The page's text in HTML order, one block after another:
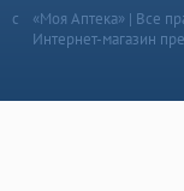
«Моя Аптека» | Все
Интернет-магазин